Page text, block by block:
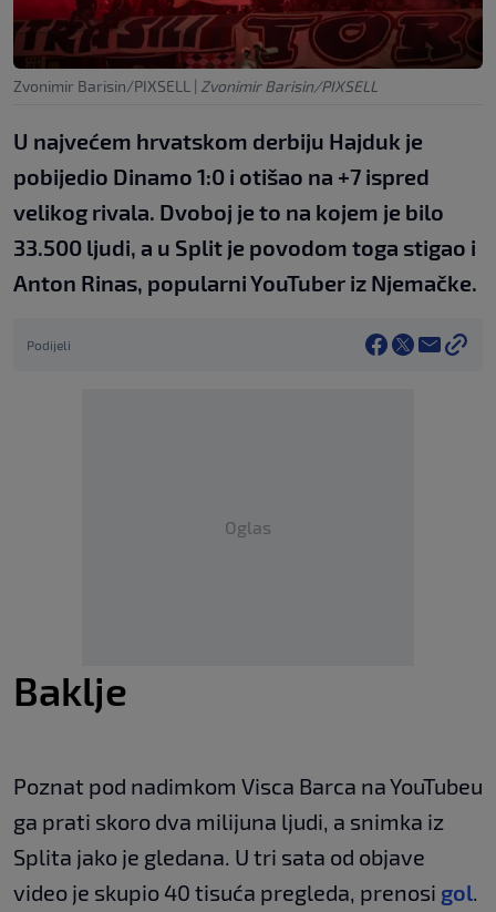
Zvonimir Barisin/PIXSELL | Zvonimir Barisin/PIXSELL
U najvećem hrvatskom derbiju Hajduk je
pobijedio Dinamo 1:0 i otišao na +7 ispred
velikog rivala. Dvoboj je to na kojem je bilo
33.500 ljudi, a u Split je povodom toga stigao i
Anton Rinas, popularni YouTuber iz Njemačke.
Podijeli
Oglas
Baklje
Poznat pod nadimkom Visca Barca na YouTubeu
ga prati skoro dva milijuna ljudi, a snimka iz
Splita jako je gledana. U tri sata od objave
video je skupio 40 tisuća pregleda, prenosi gol.